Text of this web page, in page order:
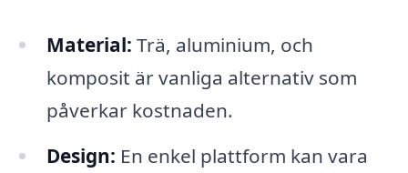
Material: Trä, aluminium, och
komposit är vanliga alternativ som
påverkar kostnaden.
Design: En enkel plattform kan vara